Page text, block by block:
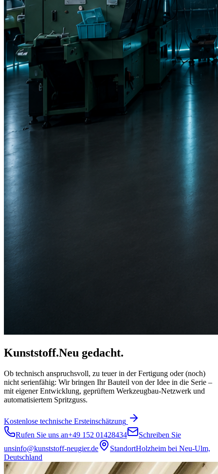
Kunststoff.Neu gedacht.
Ob technisch anspruchsvoll, zu teuer in der Fertigung oder (noch)
nicht serienfähig: Wir bringen Ihr Bauteil von der Idee in die Serie –
mit eigener Entwicklung, geprüftem Werkzeugbau-Netzwerk und
automatisiertem Spritzguss.
Kostenlose technische Ersteinschätzung
Rufen Sie uns an+49 152 01428434
Schreiben Sie
unsinfo@kunststoff-neugier.de StandortHolzheim bei Neu-Ulm,
Deutschland